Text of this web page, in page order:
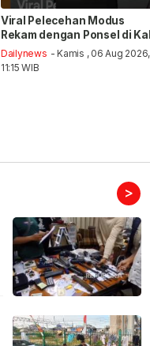
Viral Pelecehan Modus
Rekam dengan Ponsel di
Dailynews - Kamis , 06 Aug 2026,
11:15 WIB
>